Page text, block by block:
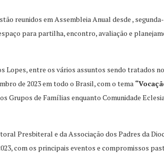
reunidos em Assembleia Anual desde ,
para partilha, encontro, avaliação e
Lopes, entre os vários assuntos sendo tratados
de 2023 em todo o Brasil, com o tema
Grupos de Famílias enquanto Comunidade
Presbiteral e da Associação dos Padres da
com os principais eventos e compromissos